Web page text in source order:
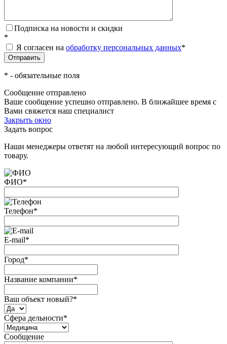
Подписка на новости и скидки
*
Я согласен на обработку персональных данных*
* - обязательные поля
Сообщение отправлено
Ваше сообщение успешно отправлено. В ближайшее время с
Вами свяжется наш специалист
Закрыть окно
Задать вопрос
Наши менеджеры ответят на любой интересующий вопрос по
товару.
ФИО*
Телефон*
E-mail*
Город*
Название компании*
Ваш объект новый?*
Сфера дельности*
Сообщение